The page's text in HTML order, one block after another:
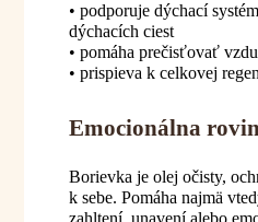
• podporuje dýchací
dýchacích ciest
• pomáha prečisťovať
• prispieva k celkovej
Emocionálna
Borievka je olej očisty,
k sebe. Pomáha najmä
zahltení, unavení alebo